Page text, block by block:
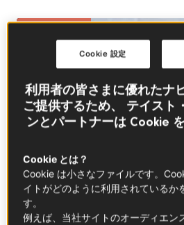
利用者の皆さまに優れたナ
ご提供するため、 テイスト
ンとパートナーは Cookie
Cookie とは？
Cookie は小さなファイルです。
イトがどのように利用されているか
す。
例えば、当社サイトのオーディエン
Cookie 設定